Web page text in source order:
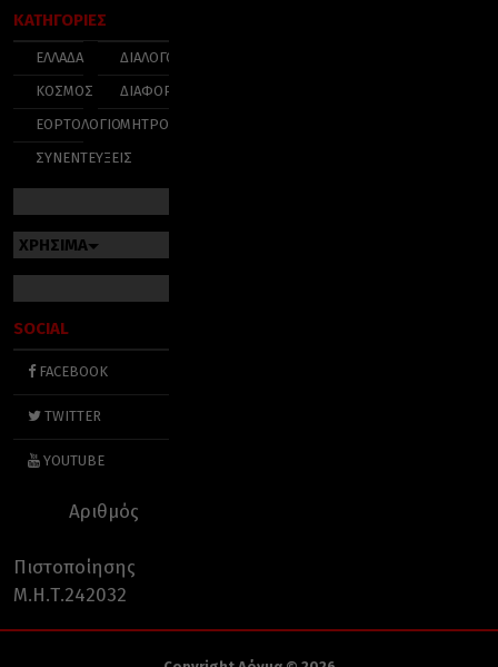
ΚΑΤΗΓΟΡΙΕΣ
ΕΛΛΑΔΑ
ΚΟΣΜΟΣ
ΕΟΡΤΟΛΟΓΙΟ
ΣΥΝΕΝΤΕΥΞΕΙΣ
ΔΙΑΛΟΓΟΣ
ΔΙΑΦΟΡΑ
ΜΗΤΡΟΠΟΛΕΙΣ
ΧΡΗΣΙΜΑ
SOCIAL
FACEBOOK
TWITTER
YOUTUBE
Αριθμός
Πιστοποίησης
Μ.Η.Τ.242032